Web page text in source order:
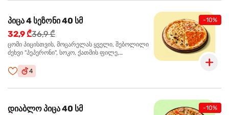
-10%
პიცა 4 სეზონი 40 სმ
32,9 ₾36,9 ₾
ცომი პიცისთვის, მოცარელას ყველი, შებოლილი
ძეხვი "პეპერონი", სოკო, ქათმის ფილე,
4
-10%
დიაბლო პიცა 40 სმ